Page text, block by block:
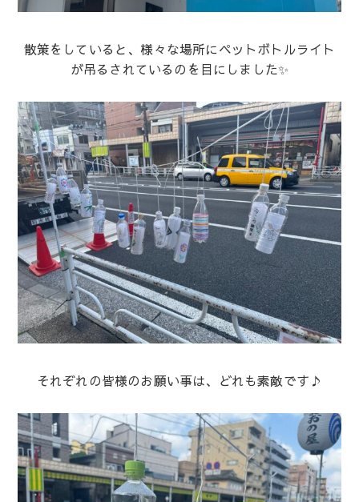
散策をしていると、様々な場所にペットボトルライト
が吊るされているのを目にしました✨
それぞれの皆様のお願い事は、どれも素敵です♪